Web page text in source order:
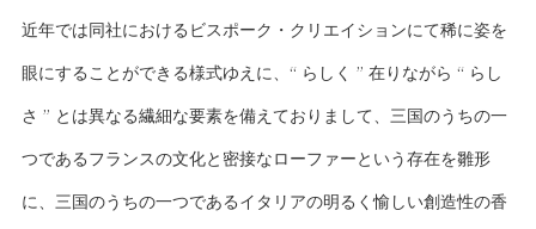
近年では同社におけるビスポーク・クリエイションにて稀に姿を
眼にすることができる様式ゆえに、“ らしく ” 在りながら “ らし
さ ” とは異なる繊細な要素を備えておりまして、三国のうちの一
つであるフランスの文化と密接なローファーという存在を雛形
に、三国のうちの一つであるイタリアの明るく愉しい創造性の香